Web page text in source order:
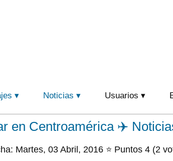
Noticias Usuarios
en Centroamérica ✈️
Martes, 03 Abril, 2016 ⭐ Puntos 4 (2